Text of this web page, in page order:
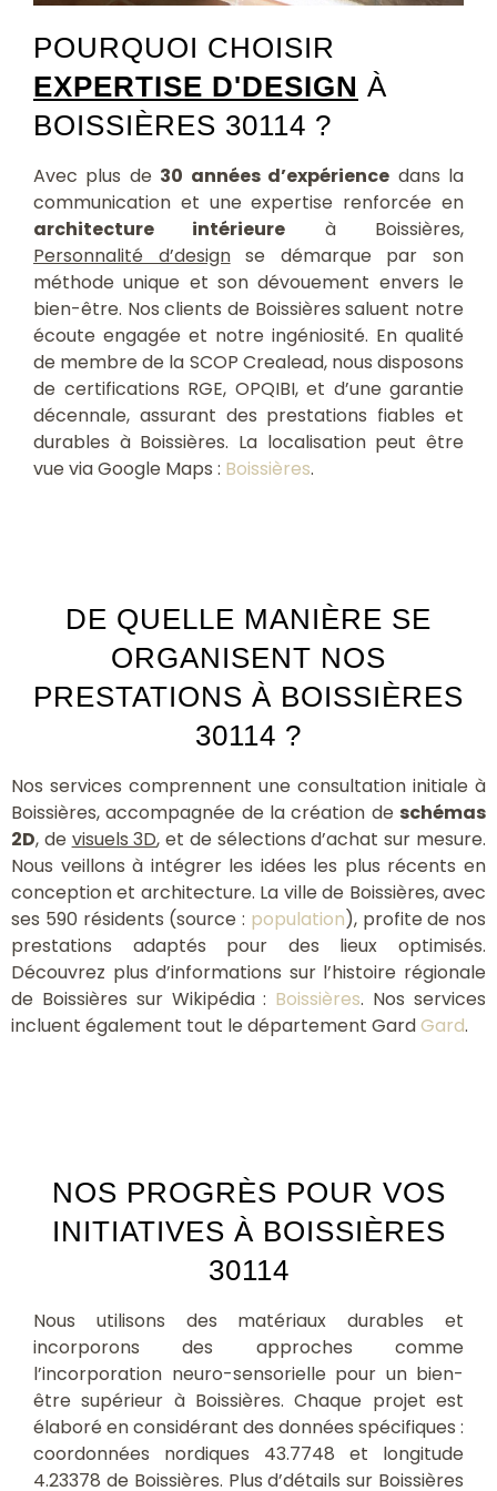
POURQUOI CHOISIR
EXPERTISE D'DESIGN À
BOISSIÈRES 30114 ?
Avec plus de 30 années d’expérience dans la
communication et une expertise renforcée en
architecture intérieure à Boissières,
Personnalité d’designse démarque par son
méthode unique et son dévouement envers le
bien-être. Nos clients de Boissières saluent notre
écoute engagée et notre ingéniosité. En qualité
de membre de la SCOP Crealead, nous disposons
de certifications RGE, OPQIBI, et d’une garantie
décennale, assurant des prestations fiables et
durables à Boissières. La localisation peut être
vue via Google Maps : Boissières.
DE QUELLE MANIÈRE SE
ORGANISENT NOS
PRESTATIONS À BOISSIÈRES
30114 ?
Nos services comprennent une consultation initiale à
Boissières, accompagnée de la création de schémas
2D, de visuels 3D, et de sélections d’achat sur mesure.
Nous veillons à intégrer les idées les plus récents en
conception et architecture. La ville de Boissières, avec
ses 590 résidents (source : population), profite de nos
prestations adaptés pour des lieux optimisés.
Découvrez plus d’informations sur l’histoire régionale
de Boissières sur Wikipédia : Boissières. Nos services
incluent également tout le département GardGard.
NOS PROGRÈS POUR VOS
INITIATIVES À BOISSIÈRES
30114
Nous utilisons des matériaux durables et
incorporons des approches comme
l’incorporation neuro-sensorielle pour un bien-
être supérieur à Boissières. Chaque projet est
élaboré en considérant des données spécifiques :
coordonnées nordiques 43.7748 et longitude
4.23378 de Boissières. Plus d’détails sur Boissières